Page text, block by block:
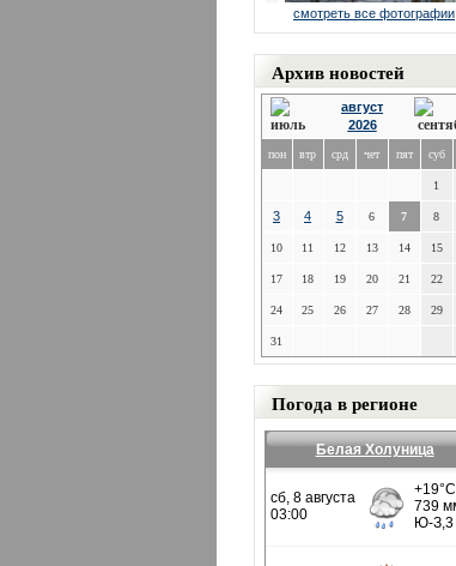
смотреть все фотографии
Архив новостей
август
2026
пон втр срд чет пят суб
1
3 4 5 6 7 8
10 11 12 13 14 15
17 18 19 20 21 22
24 25 26 27 28 29
31
Погода в регионе
Белая Холуница